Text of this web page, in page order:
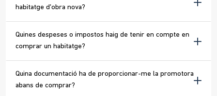
habitatge d'obra nova?
Quines despeses o impostos haig de tenir en compte en
comprar un habitatge?
Quina documentació ha de proporcionar-me la promotora
abans de comprar?